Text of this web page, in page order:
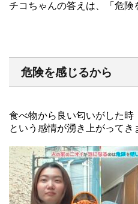
チコちゃんの答えは、「危険
危険を感じるから
食べ物から良い匂いがした時
という感情が湧き上がってき